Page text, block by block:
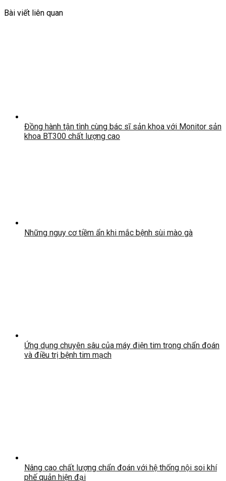
Bài viết liên quan
Đồng hành tận tình cùng bác sĩ sản khoa với Monitor sản
khoa BT300 chất lượng cao
Những nguy cơ tiềm ẩn khi mắc bệnh sùi mào gà
Ứng dụng chuyên sâu của máy điện tim trong chẩn đoán
và điều trị bệnh tim mạch
Nâng cao chất lượng chẩn đoán với hệ thống nội soi khí
phế quản hiện đại